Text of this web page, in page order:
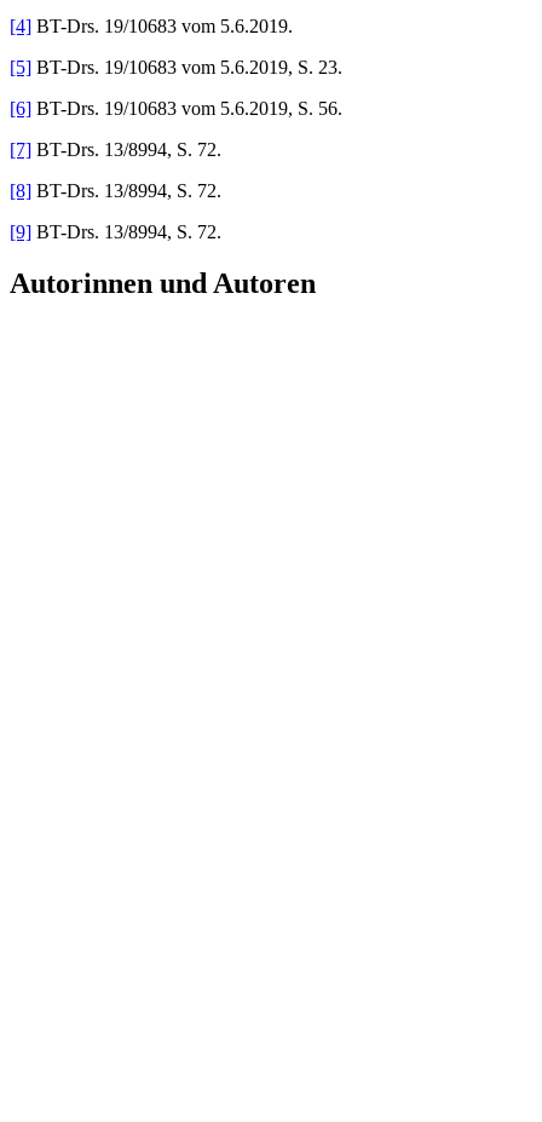
[4] BT-Drs. 19/10683 vom 5.6.2019.
[5] BT-Drs. 19/10683 vom 5.6.2019, S. 23.
[6] BT-Drs. 19/10683 vom 5.6.2019, S. 56.
[7] BT-Drs. 13/8994, S. 72.
[8] BT-Drs. 13/8994, S. 72.
[9] BT-Drs. 13/8994, S. 72.
Autorinnen und Autoren